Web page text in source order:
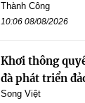
Thành Công
10:06 08/08/2026
Khơi thông
đà phát triển
Song Việt